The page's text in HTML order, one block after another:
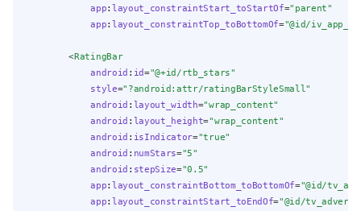
app: layout_constraintStart_toStartOf="parent"
app: layout_constraintTop_toBottomOf="@id/
        <
RatingBar
android : id="@+id/rtb_stars"
style="?android:attr/ratingBarStyleSmall"
android : layout_width="wrap_content"
android : layout_height="wrap_content"
android : isIndicator="true"
android : numStars="5"
android : stepSize="0.5"
app: layout_constraintBottom_toBottomOf="@id/
app: layout_constraintStart_toEndOf="@id/